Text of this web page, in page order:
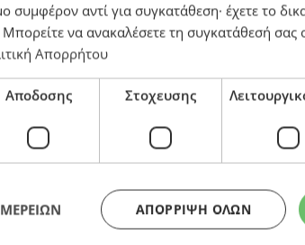
συμφέρον αντί για συγκατάθεση· έχετε το
Μπορείτε να ανακαλέσετε τη συγκατάθεσή σας
Απορρήτου
Αποδοσης Στοχευσης
ΑΠΌΡΡΙΨΗ ΌΛΩΝ